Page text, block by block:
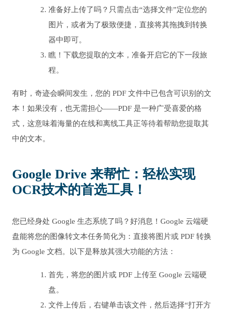
准备好上传了吗？只需点击“选择文件”定位您的
图片，或者为了极致便捷，直接将其拖拽到转换
器中即可。
瞧！下载您提取的文本，准备开启它的下一段旅
程。
有时，奇迹会瞬间发生，您的 PDF 文件中已包含可识别的文
本！如果没有，也无需担心——PDF 是一种广受喜爱的格
式，这意味着海量的在线和离线工具正等待着帮助您提取其
中的文本。
Google Drive 来帮忙：轻松实现
OCR技术的首选工具！
您已经身处 Google 生态系统了吗？好消息！Google 云端硬
盘能将您的图像转文本任务简化为：直接将图片或 PDF 转换
为 Google 文档。以下是释放其强大功能的方法：
首先，将您的图片或 PDF 上传至 Google 云端硬
盘。
文件上传后，右键单击该文件，然后选择“打开方